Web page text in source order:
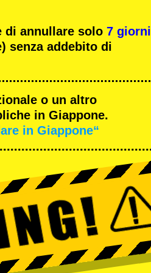
di annullare solo 7 giorni
senza addebito di
o un altro
in Giappone.
in Giappone“